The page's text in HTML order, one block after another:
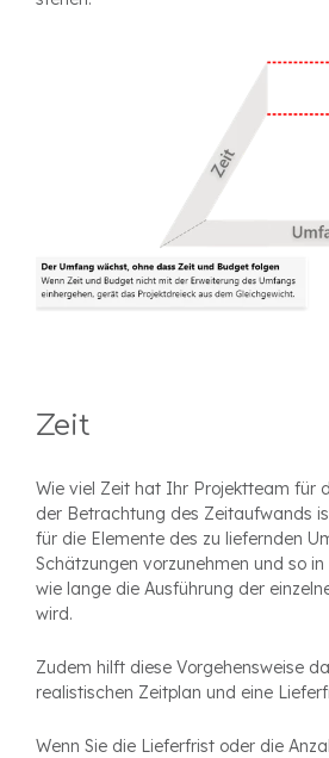
Zeit
Wie viel Zeit hat Ihr Projektteam für
der Betrachtung des Zeitaufwands
für die Elemente des zu liefernden
Schätzungen vorzunehmen und so
wie lange die Ausführung der
wird.
Zudem hilft diese Vorgehensweise
realistischen Zeitplan und eine
Wenn Sie die Lieferfrist oder die